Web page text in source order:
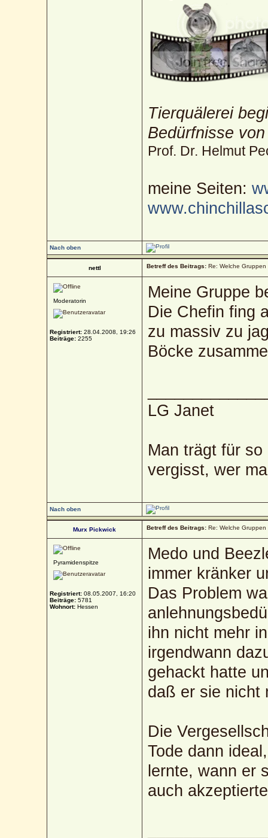
Tierquälerei
Bedürfnisse
Prof. Dr. Helmut
meine Seiten:
Nach oben
nettl Betreff des Beitrags: Re: Welche
Moderatorin
Registriert: 28.04.2008, 19:26
Beiträge: 2255
Meine Gruppe
Die Chefin fing
zu massiv zu
Böcke
LG Janet
Man trägt für
vergisst, wer
Nach oben
Murx Pickwick Betreff des Beitrags: Re: Welche
Pyramidenspitze
Registriert: 08.05.2007, 16:20
Beiträge: 5781
Wohnort: Hessen
Medo und
immer kränker
Das Problem
ihn nicht mehr
irgendwann
gehackt hatte
daß er sie nicht
Die
Tode dann
lernte, wann er
auch